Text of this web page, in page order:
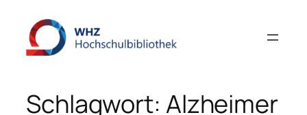
Inhalt
springen
Schlagwort: Alzheimer